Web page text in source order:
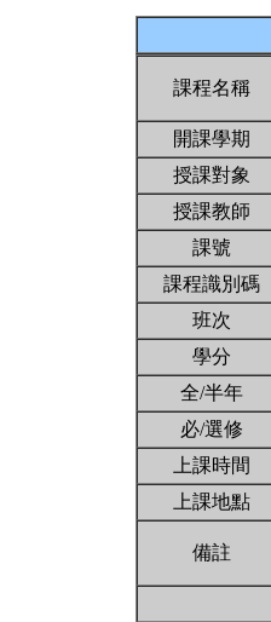
課程名稱
開課學期
授課對象
授課教師
課號
課程識別碼
班次
學分
全/半年
必/選修
上課時間
上課地點
備註